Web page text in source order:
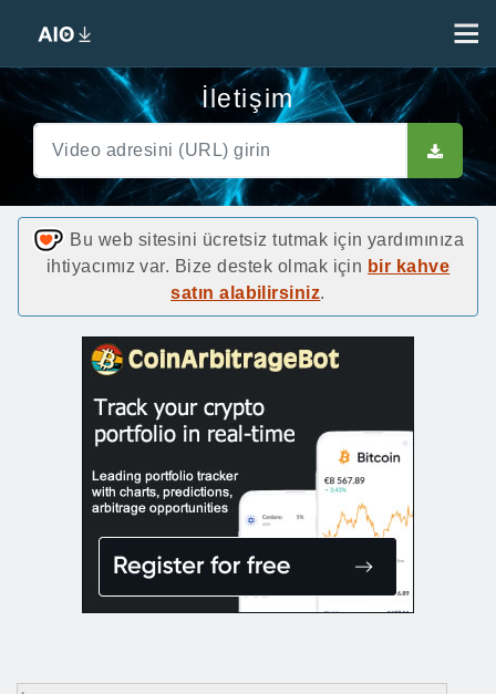
İletişim
Bu web sitesini ücretsiz tutmak için yardımınıza
ihtiyacımız var. Bize destek olmak için bir kahve
satın alabilirsiniz.